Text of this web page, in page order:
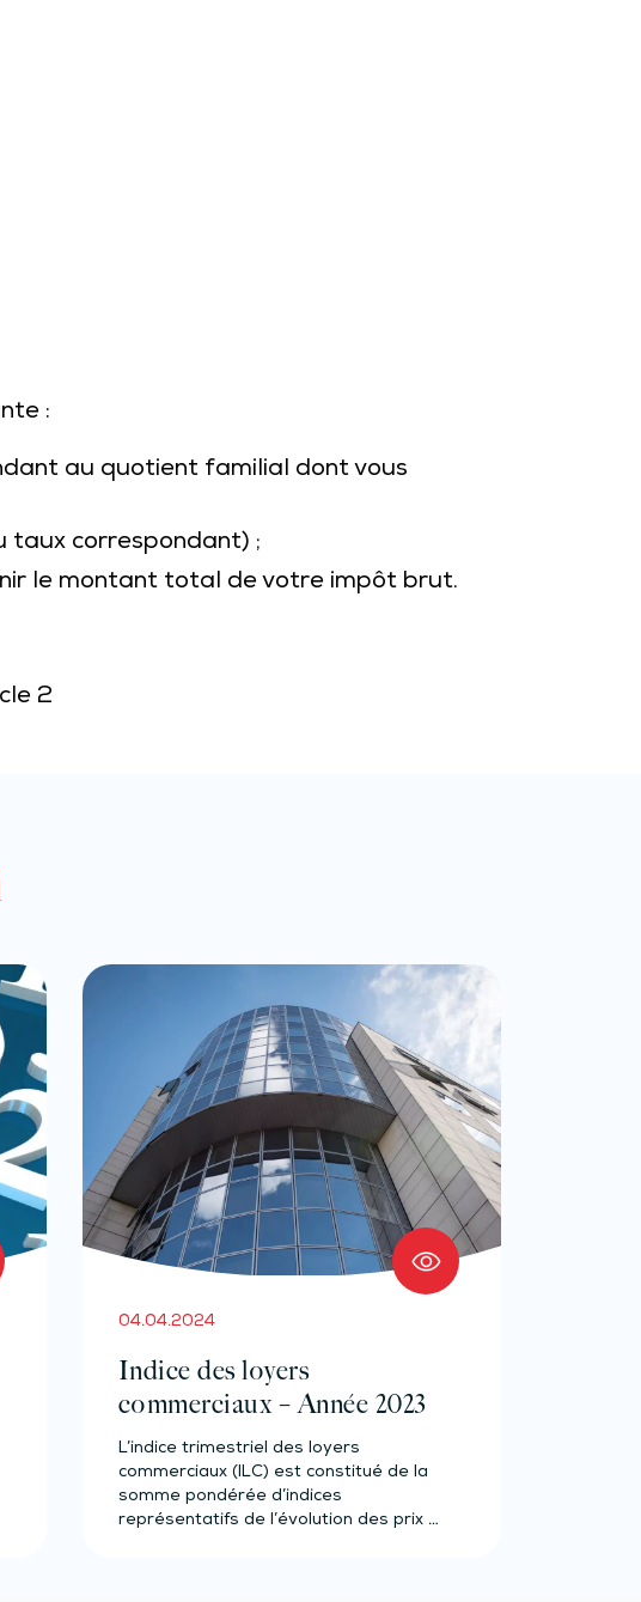
:
au quotient familial dont vous
taux correspondant) ;
le montant total de votre impôt brut.
2
04.04.2024
Indice des loyers
commerciaux – Année 2023
L’indice trimestriel des loyers
commerciaux (ILC) est constitué de la
somme pondérée d’indices
représentatifs de l’évolution des prix à